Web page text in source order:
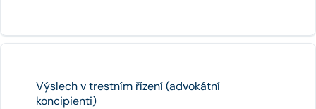
Výslech v trestním řízení (advokátní
koncipienti)